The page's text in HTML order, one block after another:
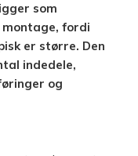
som
fordi
er større. Den
indedele,
og